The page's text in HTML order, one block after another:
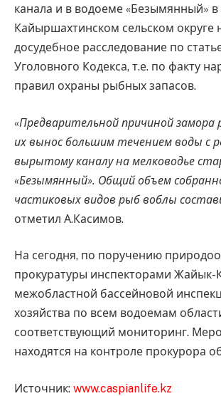
канала и в водоеме «Безымянный» в
Кайыршахтинском сельском округе
досудебное расследование по
Уголовного Кодекса, т.е. по факту
правил охраны рыбных запасов.
«Предварительной причиной замора
их вынос большим течением воды с
вырытому каналу на мелководье
«Безымянный». Общий объем
частиковых видов рыб воблы
отметил А.Касимов.
На сегодня, по поручению
прокуратуры инспекторами Жайык-
межобластной бассейновой
хозяйства по всем водоемам
соответствующий мониторинг.
находятся на контроле прокурора
Источник: www.caspianlife.kz